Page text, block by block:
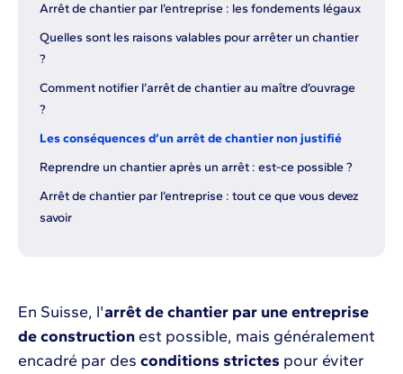
Arrêt de chantier par l’entreprise : les fondements légaux
Quelles sont les raisons valables pour arrêter un chantier
?
Comment notifier l’arrêt de chantier au maître d’ouvrage
?
Les conséquences d’un arrêt de chantier non justifié
Reprendre un chantier après un arrêt : est-ce possible ?
Arrêt de chantier par l’entreprise : tout ce que vous devez
savoir
En Suisse, l'arrêt de chantier par une entreprise
de construction est possible, mais généralement
encadré par des conditions strictes pour éviter